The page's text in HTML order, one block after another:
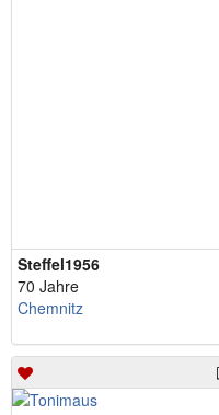
Steffel1956
70 Jahre
Chemnitz